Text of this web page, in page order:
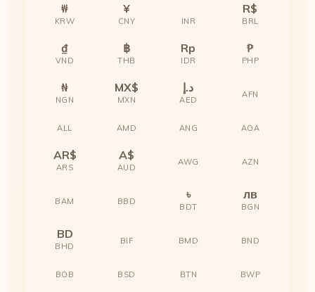
₩
KRW
¥
CNY INR
R$
BRL
₫
VND
฿
THB
Rp
IDR
₱
PHP
₦
NGN
MX$
MXN
د.إ
AED
AFN
ALL AMD ANG AOA
AR$
ARS
A$
AUD
AWG AZN
BAM BBD ৳
BDT
лв
BGN
BD
BHD
BIF BMD BND
BOB BSD BTN BWP